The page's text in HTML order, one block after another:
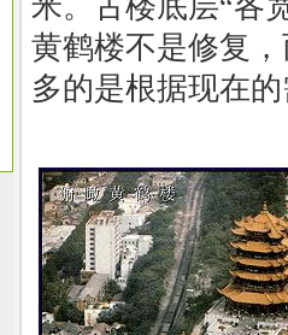
黄鹤楼不是修复
多的是根据现在